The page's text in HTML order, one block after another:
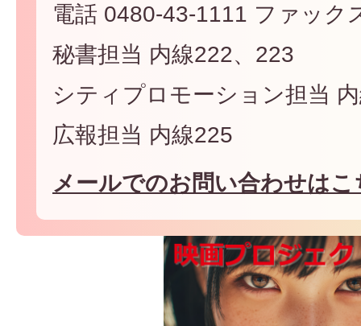
電話 0480-43-1111 ファック
秘書担当 内線222、223
シティプロモーション担当
広報担当 内線225
メールでのお問い合わせは